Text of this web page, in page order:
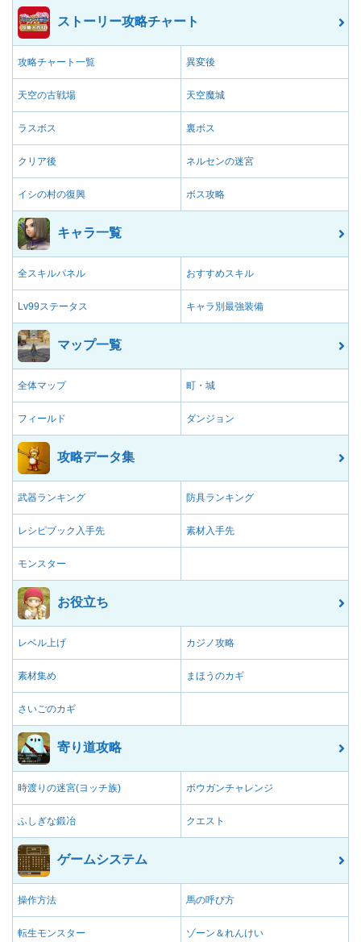
ストーリー攻略チャート
攻略チャート一覧 異変後
天空の古戦場 天空魔城
ラスボス 裏ボス
クリア後 ネルセンの迷宮
イシの村の復興 ボス攻略
キャラ一覧
全スキルパネル おすすめスキル
Lv99ステータス キャラ別最強装備
マップ一覧
全体マップ 町・城
フィールド ダンジョン
攻略データ集
武器ランキング 防具ランキング
レシピブック入手先 素材入手先
モンスター
お役立ち
レベル上げ カジノ攻略
素材集め まほうのカギ
さいごのカギ
寄り道攻略
時渡りの迷宮(ヨッチ族) ボウガンチャレンジ
ふしぎな鍛冶 クエスト
ゲームシステム
操作方法 馬の呼び方
転生モンスター ゾーン＆れんけい